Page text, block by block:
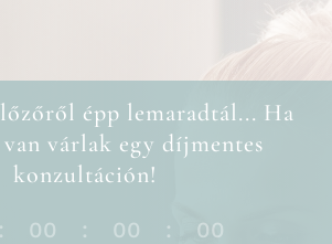
épp lemaradtál... Ha
van várlak egy díjmentes
konzultáción!
: 00 : 00 : 00